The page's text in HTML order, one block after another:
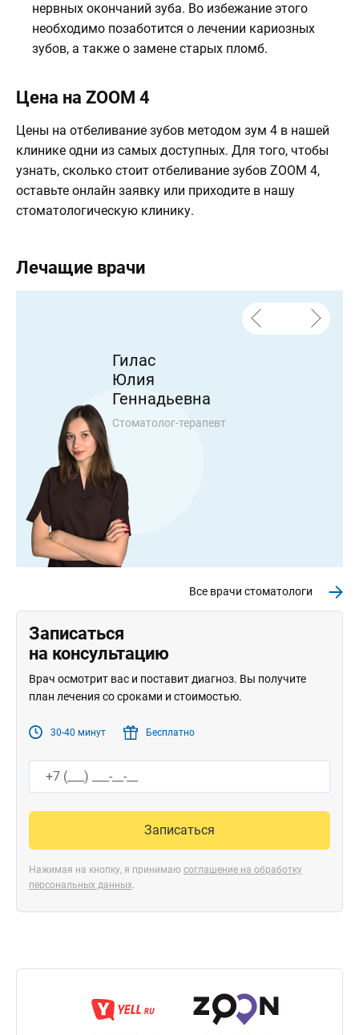
Записаться
на консультацию
Врач осмотрит вас и поставит диагноз. Вы получите
план лечения со сроками и стоимостью.
30-40 минут Бесплатно
Записаться
Нажимая на кнопку, я принимаю соглашение на обработку
персональных данных.
нервных окончаний зуба. Во избежание этого
необходимо позаботится о лечении кариозных
зубов, а также о замене старых пломб.
Цена на ZOOM 4
Цены на отбеливание зубов методом зум 4 в нашей
клинике одни из самых доступных. Для того, чтобы
узнать, сколько стоит отбеливание зубов ZOOM 4,
оставьте онлайн заявку или приходите в нашу
стоматологическую клинику.
Лечащие врачи
Гилас
Юлия
Геннадьевна
Стоматолог-терапевт
Все врачи стоматологи